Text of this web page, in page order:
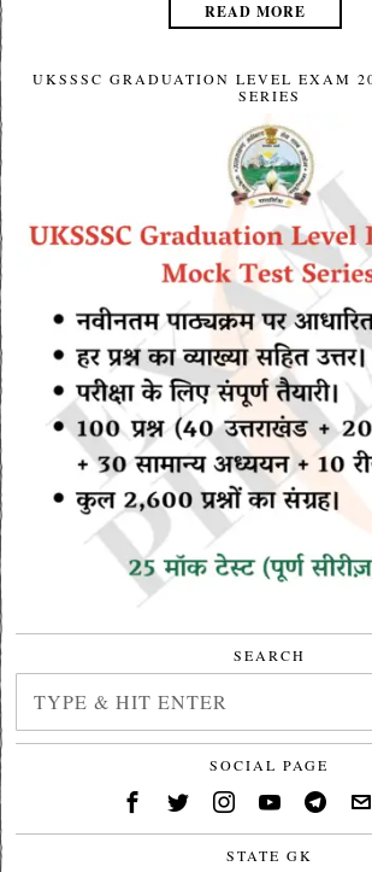
READ MORE
UKSSSC GRADUATION LEVEL EXAM
SERIES
SEARCH
SOCIAL PAGE
STATE GK